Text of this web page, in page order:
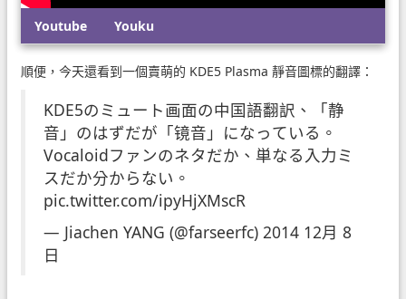
Youtube Youku
順便，今天還看到一個賣萌的 KDE5 Plasma 靜音圖標的翻譯：
KDE5のミュート画面の中国語翻訳、「静
音」のはずだが「镜音」になっている。
Vocaloidファンのネタだか、単なる入力ミ
スだか分からない。
pic.twitter.com/ipyHjXMscR
— Jiachen YANG (@farseerfc) 2014 12月 8
日